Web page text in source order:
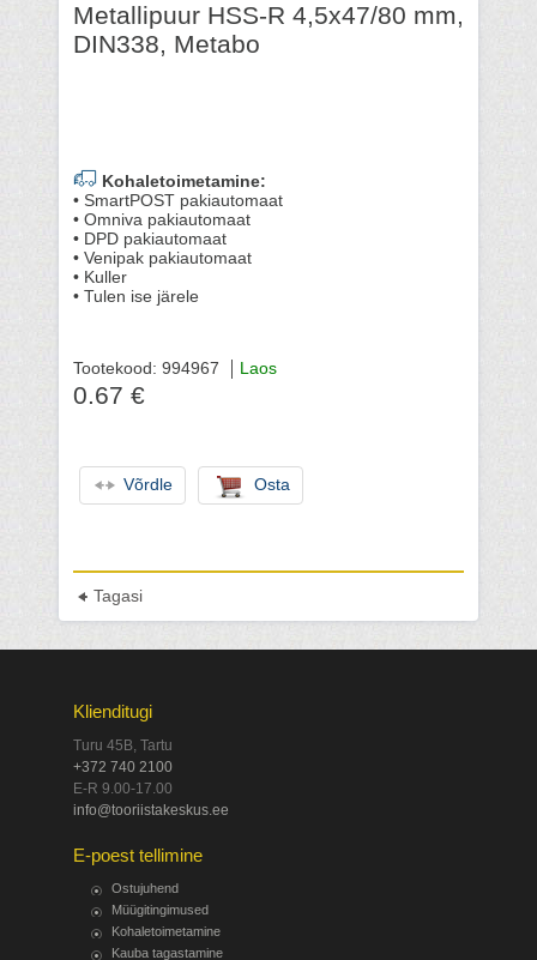
Metallipuur HSS-R 4,5x47/80 mm,
DIN338, Metabo
Kohaletoimetamine:
• SmartPOST pakiautomaat
• Omniva pakiautomaat
• DPD pakiautomaat
• Venipak pakiautomaat
• Kuller
• Tulen ise järele
Tootekood: 994967 Laos
0.67 €
Võrdle Osta
Tagasi
Klienditugi
Turu 45B, Tartu
+372 740 2100
E-R 9.00-17.00
info@tooriistakeskus.ee
E-poest tellimine
Ostujuhend
Müügitingimused
Kohaletoimetamine
Kauba tagastamine